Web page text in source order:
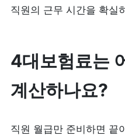
포스 무료 다운로드
직원의 근무 시간을 확실
4대보험료는
계산하나요?
직원 월급만 준비하면 끝